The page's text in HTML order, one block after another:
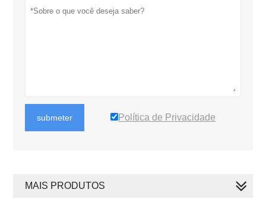
submeter Política de Privacidade
MAIS PRODUTOS